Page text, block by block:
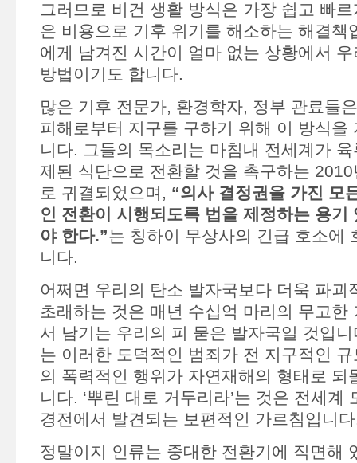
그러므로 비건 생활 방식은 가장 쉽고 빠
은 비용으로 기후 위기를 해소하는 해결책
에게 남겨진 시간이 얼마 없는 상황에서
방법이기도 합니다.
많은 기후 전문가, 환경학자, 정부 관료들
피해로부터 지구를 구하기 위해 이 방식을
니다. 그들의 목소리는 마침내 전세계가
제된 식단으로 전환할 것을 촉구하는
로 귀결되었으며, “의사 결정권을 가진 모
인 전환이 시행되도록 법을 제정하는 용기
야 한다.”는 칭하이 무상사의 긴급 호소에
니다.
어쩌면 우리의 탄소 발자국보다 더욱 파괴
초래하는 것은 매년 수십억 마리의 무고한
서 남기는 우리의 피 묻은 발자국일 것입
는 이러한 도덕적인 범죄가 전 지구적인
의 폭력적인 행위가 자연재해의 형태로 되
니다. ‘뿌린 대로 거두리라’는 것은 전세계
경전에서 발견되는 보편적인 가르침입니
정말이지 인류는 중대한 전환기에 직면해